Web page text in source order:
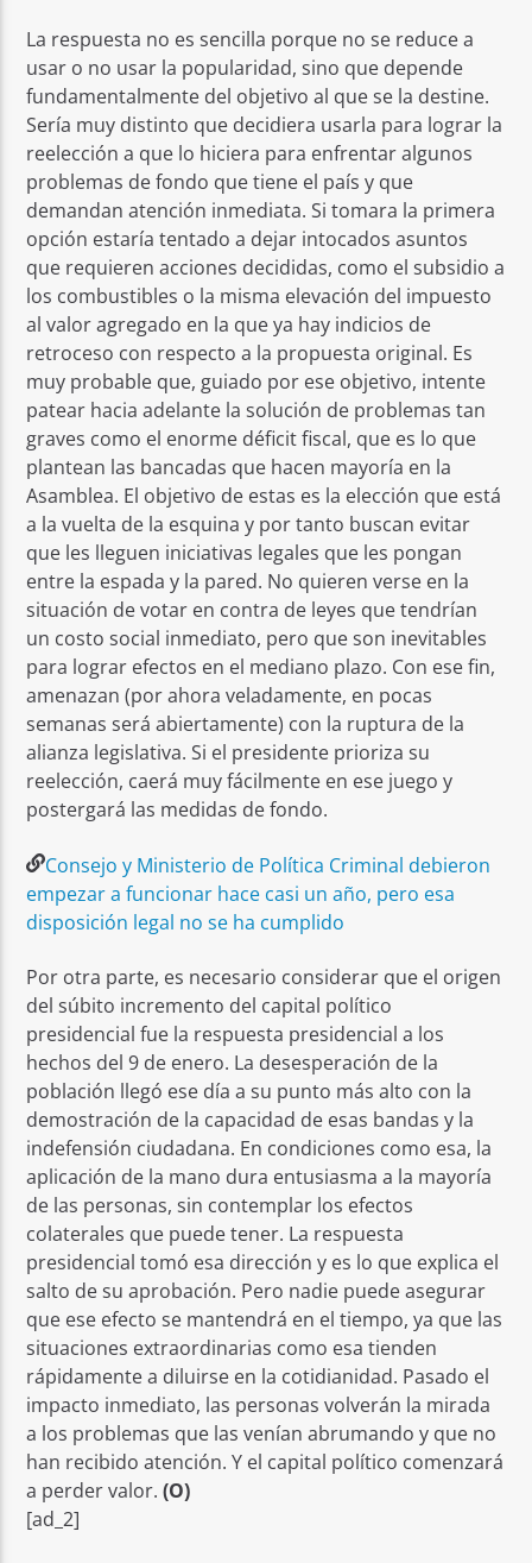
La respuesta no es sencilla porque no se reduce a
usar o no usar la popularidad, sino que depende
fundamentalmente del objetivo al que se la destine.
Sería muy distinto que decidiera usarla para lograr la
reelección a que lo hiciera para enfrentar algunos
problemas de fondo que tiene el país y que
demandan atención inmediata. Si tomara la primera
opción estaría tentado a dejar intocados asuntos
que requieren acciones decididas, como el subsidio a
los combustibles o la misma elevación del impuesto
al valor agregado en la que ya hay indicios de
retroceso con respecto a la propuesta original. Es
muy probable que, guiado por ese objetivo, intente
patear hacia adelante la solución de problemas tan
graves como el enorme déficit fiscal, que es lo que
plantean las bancadas que hacen mayoría en la
Asamblea. El objetivo de estas es la elección que está
a la vuelta de la esquina y por tanto buscan evitar
que les lleguen iniciativas legales que les pongan
entre la espada y la pared. No quieren verse en la
situación de votar en contra de leyes que tendrían
un costo social inmediato, pero que son inevitables
para lograr efectos en el mediano plazo. Con ese fin,
amenazan (por ahora veladamente, en pocas
semanas será abiertamente) con la ruptura de la
alianza legislativa. Si el presidente prioriza su
reelección, caerá muy fácilmente en ese juego y
postergará las medidas de fondo.
Consejo y Ministerio de Política Criminal debieron
empezar a funcionar hace casi un año, pero esa
disposición legal no se ha cumplido
Por otra parte, es necesario considerar que el origen
del súbito incremento del capital político
presidencial fue la respuesta presidencial a los
hechos del 9 de enero. La desesperación de la
población llegó ese día a su punto más alto con la
demostración de la capacidad de esas bandas y la
indefensión ciudadana. En condiciones como esa, la
aplicación de la mano dura entusiasma a la mayoría
de las personas, sin contemplar los efectos
colaterales que puede tener. La respuesta
presidencial tomó esa dirección y es lo que explica el
salto de su aprobación. Pero nadie puede asegurar
que ese efecto se mantendrá en el tiempo, ya que las
situaciones extraordinarias como esa tienden
rápidamente a diluirse en la cotidianidad. Pasado el
impacto inmediato, las personas volverán la mirada
a los problemas que las venían abrumando y que no
han recibido atención. Y el capital político comenzará
a perder valor.(O)
[ad_2]